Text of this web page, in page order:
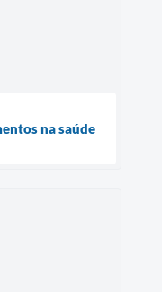
na saúde